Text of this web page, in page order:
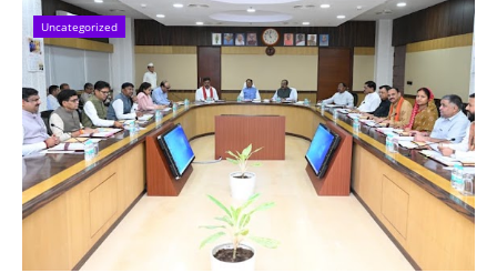
Uncategorized